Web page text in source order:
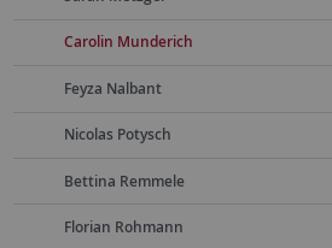
Carolin Munderich
Feyza Nalbant
Nicolas Potysch
Bettina Remmele
Florian Rohmann